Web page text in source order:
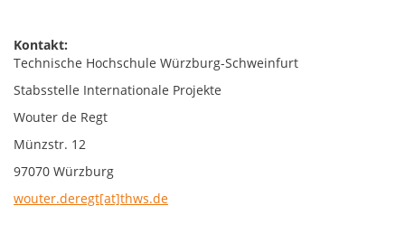
Kontakt:
Technische Hochschule Würzburg-Schweinfurt
Stabsstelle Internationale Projekte
Wouter de Regt
Münzstr. 12
97070 Würzburg
wouter.deregt[at]thws.de